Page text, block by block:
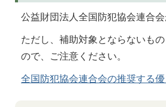
公益財団法人全国防犯協会連合
ただし、補助対象とならないも
ので、ご注意ください。
全国防犯協会連合会の推奨する